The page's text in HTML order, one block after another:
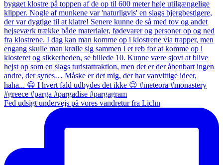
Fed udsigt undervejs på vores vandretur fra Lichn